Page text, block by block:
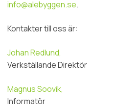
info@alebyggen.se.
Kontakter till oss är:
Johan Redlund,
Verkställande Direktör
Magnus Soovik,
Informatör